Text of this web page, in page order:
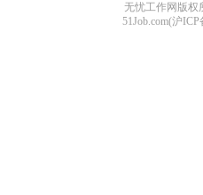
无忧工作网版权
51Job.com(沪